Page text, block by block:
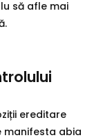
să afle mai
ereditare
manifesta abia